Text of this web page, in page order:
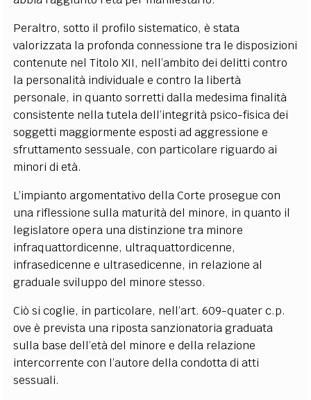
Peraltro, sotto il profilo sistematico, è stata
valorizzata la profonda connessione tra le disposizioni
contenute nel Titolo XII, nell’ambito dei delitti contro
la personalità individuale e contro la libertà
personale, in quanto sorretti dalla medesima finalità
consistente nella tutela dell’integrità psico-fisica dei
soggetti maggiormente esposti ad aggressione e
sfruttamento sessuale, con particolare riguardo ai
minori di età.
L’impianto argomentativo della Corte prosegue con
una riflessione sulla maturità del minore, in quanto il
legislatore opera una distinzione tra minore
infraquattordicenne, ultraquattordicenne,
infrasedicenne e ultrasedicenne, in relazione al
graduale sviluppo del minore stesso.
Ciò si coglie, in particolare, nell’art. 609-quater c.p.
ove è prevista una riposta sanzionatoria graduata
sulla base dell’età del minore e della relazione
intercorrente con l’autore della condotta di atti
sessuali.